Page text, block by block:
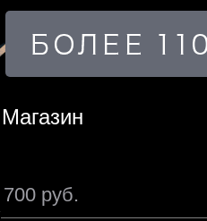
Магазин
700 руб.